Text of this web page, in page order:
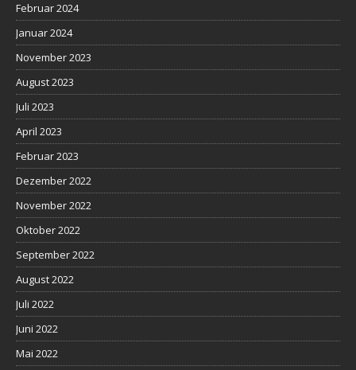
Februar 2024
Januar 2024
November 2023
August 2023
Juli 2023
April 2023
Februar 2023
Dezember 2022
November 2022
Oktober 2022
September 2022
August 2022
Juli 2022
Juni 2022
Mai 2022